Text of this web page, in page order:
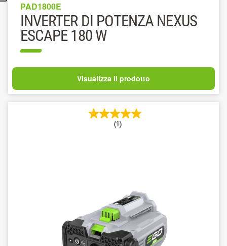
PAD1800E
INVERTER DI POTENZA NEXUS
ESCAPE 180 W
Visualizza il prodotto
(1)